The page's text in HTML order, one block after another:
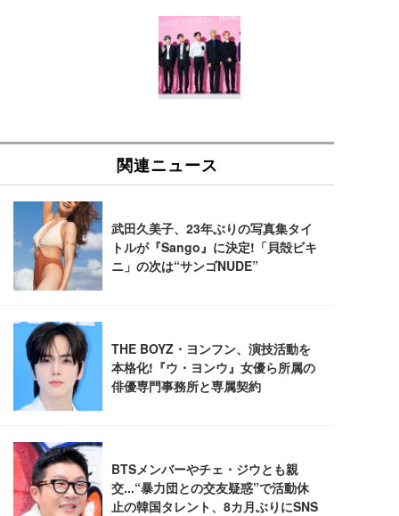
[EdoErgo] オフィスチェア 椅子 テレワーク 疲れな
い 跳ね上げ式アームレスト コンパクト 約105度ロッ
キング pc 事務椅子 360度回転 座面昇降 強化ナイロ
ン樹脂ベース 通気性メッシュ 在宅ワーク H-WY01
(黒網+黒枠+黒足)
ュチェア 人間工学 疲れない ブラック
￥27,999
Sezlife オフィスチェア デスクチェア 疲れない テレ
ワーク チェア 強化バックレスト 30度ロッキング機
能 人間工学 椅子 腰サポート 90度跳ね上げ式アーム
ワーク チェア 強化バックレスト 30度ロッキング機
能 人間工学 椅子 腰サポート 90度跳ね上げ式アーム
レスト 3Dヘッドレスト ハンガー付き 高反発クッシ
￥7,680
ス圧無段階昇降 360度回転 キャスター付き コンパク
ト 幅52×奥行58.5×高さ84～96cm テレワーク 在宅
勤務 ブラック
￥4,139
EIZO ビジネス向けプレミアムモニター | FlexScan
EV3240X-WT | 31.5型4K UHD・USB Type-C・ホワ
￥105,595
EV2740X-WT | 27.0型4K UHD・USB Type-C・ホワ
イト
￥109,572
【純正品】27"ゲーミングモニター DualSense 充電
フック付き（CFI-ZDM1J）
ー フルHD（1920×1080）VA 非光沢 HDMI/DisplayP
ort/VGA スピーカー内蔵 高さ調整 スイベル VESA対
応 ComfortView ビジネス向け
￥15,800
グモニター QD 24.5インチ 1ms FHD 量子ドット 残
像低減 (3年保証 | 輝点保証 | 日本メーカー)
￥34,980
Amazonベーシック ペットシーツ 薄型 レギュラー 1
回使い捨て 無香料 ホワイト 300枚
x2袋(84枚) ホワイト(吸収面:ライトブルー)
￥3,234
ネオ・ルーライフ ネオ・オムツ L 中型犬用 26枚入
り 単品
限定】 Smart Basic アイリスオーヤマ ペットシーツ
超厚型 お徳用 ワイド 100枚入 (x 1) (ケース販売)
￥3,670
ュラー 200枚入【Amazon.co.jp限定】
￥3,731